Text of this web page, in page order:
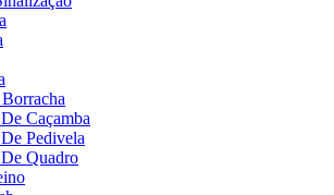
Caçamba
Pedivela
Quadro